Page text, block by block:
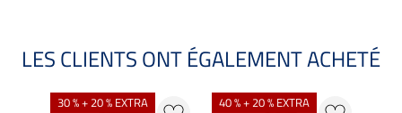
LES CLIENTS ONT ÉGALEMENT ACHETÉ
30 % + 20 % EXTRA 40 % + 20 % EXTRA